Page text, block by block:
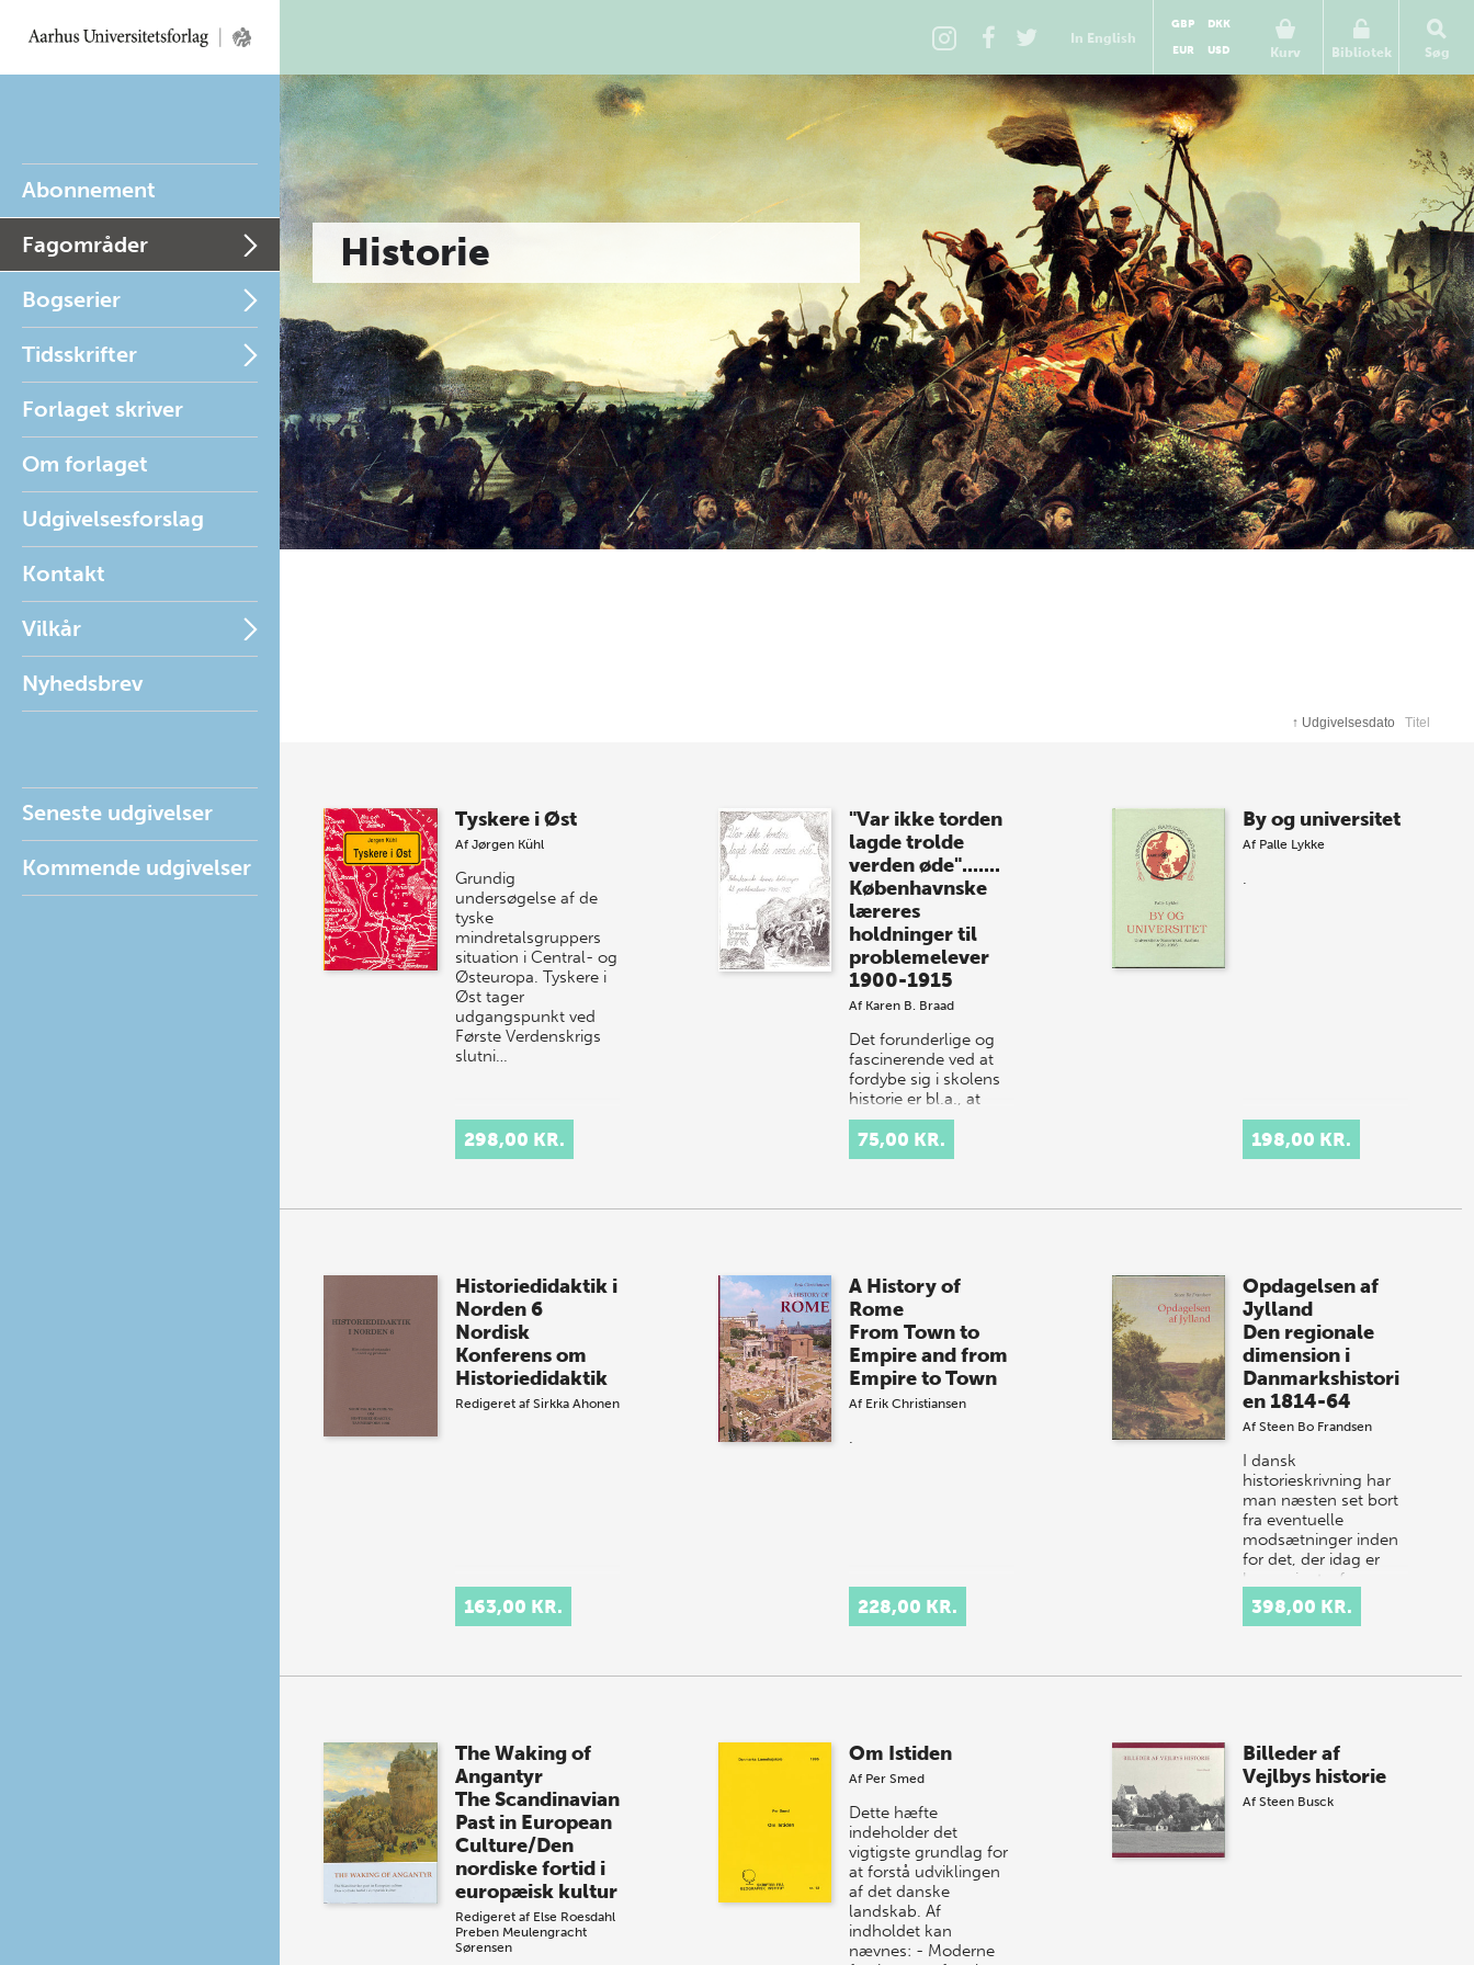
In English
Kurv
GBP
DKK
EUR
USD Bibliotek Søg
Abonnement
Fagområder
Bogserier
Tidsskrifter
Forlaget skriver
Om forlaget
Udgivelsesforslag
Kontakt
Vilkår
Nyhedsbrev
Seneste udgivelser
Kommende udgivelser
Historie
↑ Udgivelsesdato Titel
Tyskere i Øst
Af Jørgen Kühl
Grundig
undersøgelse af de
tyske
mindretalsgruppers
situation i Central- og
Østeuropa. Tyskere i
Øst tager
udgangspunkt ved
Første Verdenskrigs
slutni…
298,00 KR.
"Var ikke torden
lagde trolde
verden øde".......
Københavnske
læreres
holdninger til
problemelever
1900-1915
Af Karen B. Braad
Det forunderlige og
fascinerende ved at
fordybe sig i skolens
historie er bl.a., at
man her kan finde
holdninger,
diskussioner og
75,00 KR.
By og universitet
Af Palle Lykke
.
198,00 KR.
Historiedidaktik i
Norden 6
Nordisk
Konferens om
Historiedidaktik
Redigeret af Sirkka Ahonen
163,00 KR.
A History of
Rome
From Town to
Empire and from
Empire to Town
Af Erik Christiansen
.
228,00 KR.
Opdagelsen af
Jylland
Den regionale
dimension i
Danmarkshistori
en 1814-64
AfSteen Bo Frandsen
I dansk
historieskrivning har
man næsten set bort
fra eventuelle
modsætninger inden
for det, der idag er
kongeriget - fx
mellem Jylland og
hovedstaden…
398,00 KR.
The Waking of
Angantyr
The Scandinavian
Past in European
Culture/Den
nordiske fortid i
europæisk kultur
Redigeret af Else Roesdahl
Preben Meulengracht
Sørensen
Om Istiden
Af Per Smed
Dette hæfte
indeholder det
vigtigste grundlag for
at forstå udviklingen
af det danske
landskab. Af
indholdet kan
nævnes: - Moderne
Billeder af
Vejlbys historie
AfSteen Busck